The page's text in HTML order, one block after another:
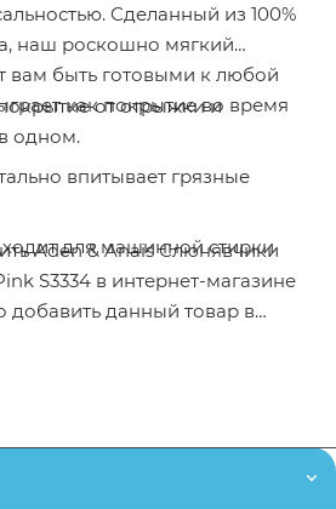
Сделанный из 100%
наш роскошно мягкий
вам быть готовыми к любой
как покрытие во время
от отрыжки и
одном.
впитывает грязные
для машинной стирки
Aden & Anais Слюнявчики
S3334 в интернет-магазине
данный товар в
и изображения